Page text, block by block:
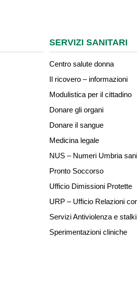
SERVIZI SANITARI
Centro salute donna
Il ricovero – informazioni
Modulistica per il cittadino
Donare gli organi
Donare il sangue
Medicina legale
NUS – Numeri Umbria
Pronto Soccorso
Ufficio Dimissioni Protette
URP – Ufficio Relazioni
Servizi Antiviolenza e
Sperimentazioni cliniche